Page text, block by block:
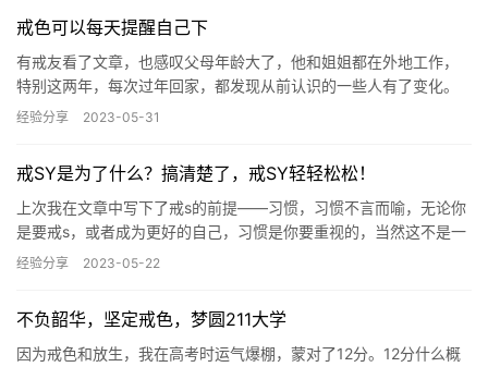
戒色可以每天提醒自己下
有戒友看了文章，也感叹父母年龄大了，他和姐姐都在外地工作，
特别这两年，每次过年回家，都发现从前认识的一些人有了变化。
小时候印象里的一些青年人都发福长皱纹了，仔细想想他们也都四
经验分享 2023-05-31
戒SY是为了什么？搞清楚了，戒SY轻轻松松！
上次我在文章中写下了戒s的前提——习惯，习惯不言而喻，无论你
是要戒s，或者成为更好的自己，习惯是你要重视的，当然这不是一
天能改过来的，需要别人的指引和自己的努力。 这次我想先提断
经验分享 2023-05-22
不负韶华，坚定戒色，梦圆211大学
因为戒色和放生，我在高考时运气爆棚，蒙对了12分。12分什么概